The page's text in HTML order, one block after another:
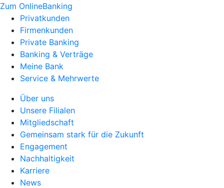
Zum OnlineBanking
Privatkunden
Firmenkunden
Private Banking
Banking & Verträge
Meine Bank
Service & Mehrwerte
Über uns
Unsere Filialen
Mitgliedschaft
Gemeinsam stark für die Zukunft
Engagement
Nachhaltigkeit
Karriere
News